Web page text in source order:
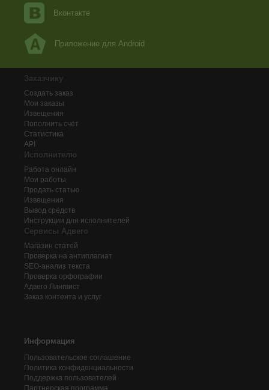
Вконтакте
Приложение для Android
Заказчику
Создать заказ
Мои заказы
Извещения
Пополнить счёт
Статистика
API
Исполнителю
Работа онлайн
Мои работы
Продать статью
Извещения
Вывод средств
Инструкции для исполнителей
Сервисы Адвего
Магазин статей
Проверка на антиплагиат
SEO-анализ текста
Проверка орфографии
Адвего Лингвист
Заказ контента и услуг
Информация
Пользовательское соглашение
Политика конфиденциальности
Поддержка пользователей
Партнерская программа